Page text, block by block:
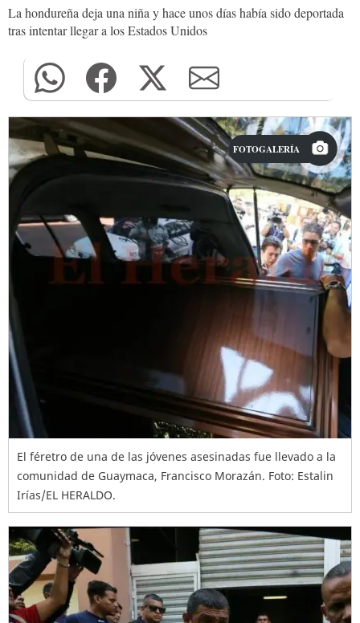
La hondureña deja una niña y hace unos días había sido deportada
tras intentar llegar a los Estados Unidos
FOTOGALERÍA
El féretro de una de las jóvenes asesinadas fue llevado a la
comunidad de Guaymaca, Francisco Morazán. Foto: Estalin
Irías/EL HERALDO.